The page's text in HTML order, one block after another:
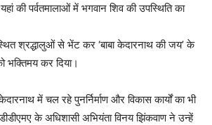
की पर्वतमालाओं में भगवान शिव की उपस्थिति का
श्रद्धालुओं से भेंट कर ‘बाबा केदारनाथ की जय’ के
भक्तिमय कर दिया।
में चल रहे पुनर्निर्माण और विकास कार्यों का भी
के अधिशासी अभियंता विनय झिंकवाण ने उन्हें